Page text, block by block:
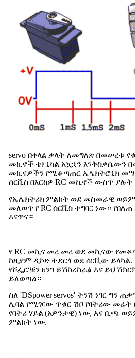
servo በቀላል ቃላት ለመግለጽ በመሠረቱ
መኪኖች ቴክኒካል አኳኋን እንቅስቃሴውን
መኪናዎችን የሚቆጣጠር ኤሌክትሮኒክ
ሰርቪስ በእርስዎ RC መኪኖች ውስጥ
የኤሌክትሪክ ምልክት ወደ መስመራዊ ወይም
መለወጥ የ RC ሰርቪስ ተግባር ነው።
እናጥና።
የ RC መኪና መሪ መሪ ወደ መኪናው
ከዚያም ዲኮድ ተደርጎ ወደ ሰርቪው ይላካል.
የሾፌሮቹን ዘንግ ይሽከረከራል እና ይህ
ይለወጣል።
ስለ 'DSpower servos' ትንሽ ነገር ግን
ሊባል የሚገባው ጥቁር ሽቦ የባትሪው መሬት
የባትሪ ሃይል (አዎንታዊ) ነው, እና ቢጫ
ምልክት ነው.